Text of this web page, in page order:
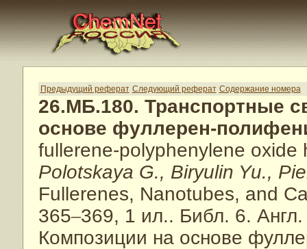
Предыдущий реферат Следующий реферат Содержание номера
26.МБ.180. Транспортные
основе фуллерен-
fullerene-polyphenylene oxide
Polotskaya G., Biryulin Yu.,
Fullerenes, Nanotubes, and
365–369, 1 ил.. Библ. 6. Англ.
Композиции на основе